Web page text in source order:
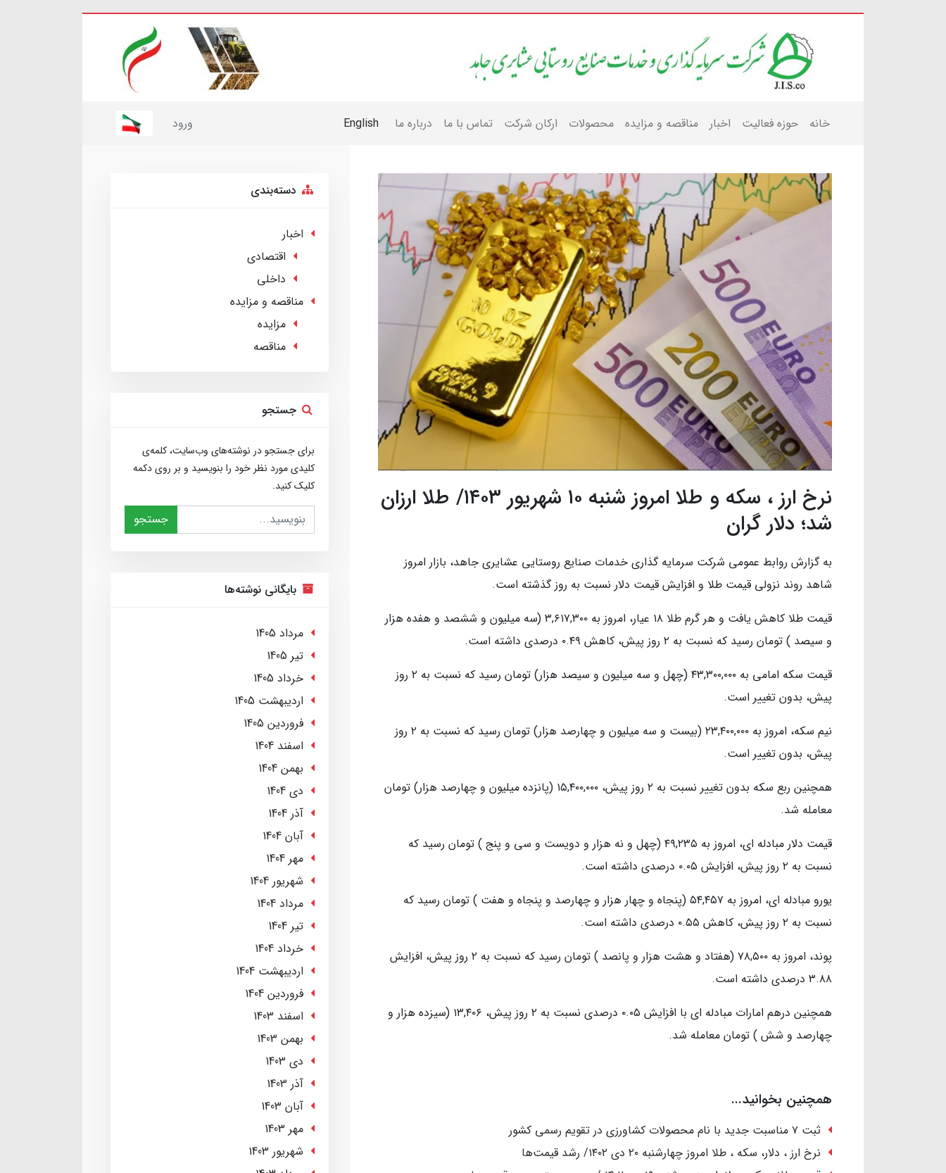
خانه حوزه فعالیت اخبار مناقصه و مزایده محصولات ارکان شرکت تماس با ما درباره ما English ورود
نرخ ارز ، سکه و طلا امروز شنبه ۱۰ شهریور ۱۴۰۳/ طلا ارزان
شد؛ دلار گران
به گزارش روابط عمومی شرکت سرمایه گذاری خدمات صنایع روستایی عشایری جاهد، بازار امروز
شاهد روند نزولی قیمت طلا و افزایش قیمت دلار نسبت به روز گذشته است.
قیمت طلا کاهش یافت و هر گرم طلا ۱۸ عیار، امروز به ۳,۶۱۷,۳۰۰ (سه میلیون و ششصد و هفده هزار
و سیصد ) تومان رسید که نسبت به ۲ روز پیش، کاهش ۰.۴۹ درصدی داشته است.
قیمت سکه امامی به ۴۳,۳۰۰,۰۰۰ (چهل و سه میلیون و سیصد هزار) تومان رسید که نسبت به ۲ روز
پیش، بدون تغییر است.
نیم سکه، امروز به ۲۳,۴۰۰,۰۰۰ (بیست و سه میلیون و چهارصد هزار) تومان رسید که نسبت به ۲ روز
پیش، بدون تغییر است.
همچنین ربع سکه بدون تغییر نسبت به ۲ روز پیش، ۱۵,۴۰۰,۰۰۰ (پانزده میلیون و چهارصد هزار) تومان
معامله شد.
قیمت دلار مبادله ای، امروز به ۴۹,۲۳۵ (چهل و نه هزار و دویست و سی و پنج ) تومان رسید که
نسبت به ۲ روز پیش، افزایش ۰.۰۵ درصدی داشته است.
یورو مبادله ای، امروز به ۵۴,۴۵۷ (پنجاه و چهار هزار و چهارصد و پنجاه و هفت ) تومان رسید که
نسبت به ۲ روز پیش، کاهش ۰.۵۵ درصدی داشته است.
پوند، امروز به ۷۸,۵۰۰ (هفتاد و هشت هزار و پانصد ) تومان رسید که نسبت به ۲ روز پیش، افزایش
۳.۸۸ درصدی داشته است.
همچنین درهم امارات مبادله ای با افزایش ۰.۰۵ درصدی نسبت به ۲ روز پیش، ۱۳,۴۰۶ (سیزده هزار و
چهارصد و شش ) تومان معامله شد.
همچنین بخوانید...
ثبت ۷ مناسبت جدید با نام محصولات کشاورزی در تقویم رسمی کشور
نرخ ارز ، دلار، سکه ، طلا امروز چهارشنبه ۲۰ دی ۱۴۰۲/ رشد قیمت‌ها
دسته‌بندی
اخبار
اقتصادی
داخلی
مناقصه و مزایده
مزایده
مناقصه
جستجو
برای جستجو در نوشته‌های وب‌سایت، کلمه‌ی
کلیدی مورد نظر خود را بنویسید و بر روی دکمه
کلیک کنید.
جستجو
بایگانی نوشته‌ها
مرداد 1405
تير 1405
خرداد 1405
ارديبهشت 1405
فروردین 1405
اسفند 1404
بهمن 1404
دی 1404
آذر 1404
آبان 1404
مهر 1404
شهریور 1404
مرداد 1404
تير 1404
خرداد 1404
ارديبهشت 1404
فروردین 1404
اسفند 1403
بهمن 1403
دی 1403
آذر 1403
آبان 1403
مهر 1403
شهریور 1403